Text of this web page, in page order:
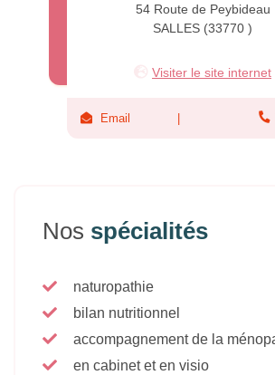
54 Route de Peybideau
SALLES (33770 )
Visiter le site internet
Email
Nos spécialités
naturopathie
bilan nutritionnel
accompagnement de la
en cabinet et en visio